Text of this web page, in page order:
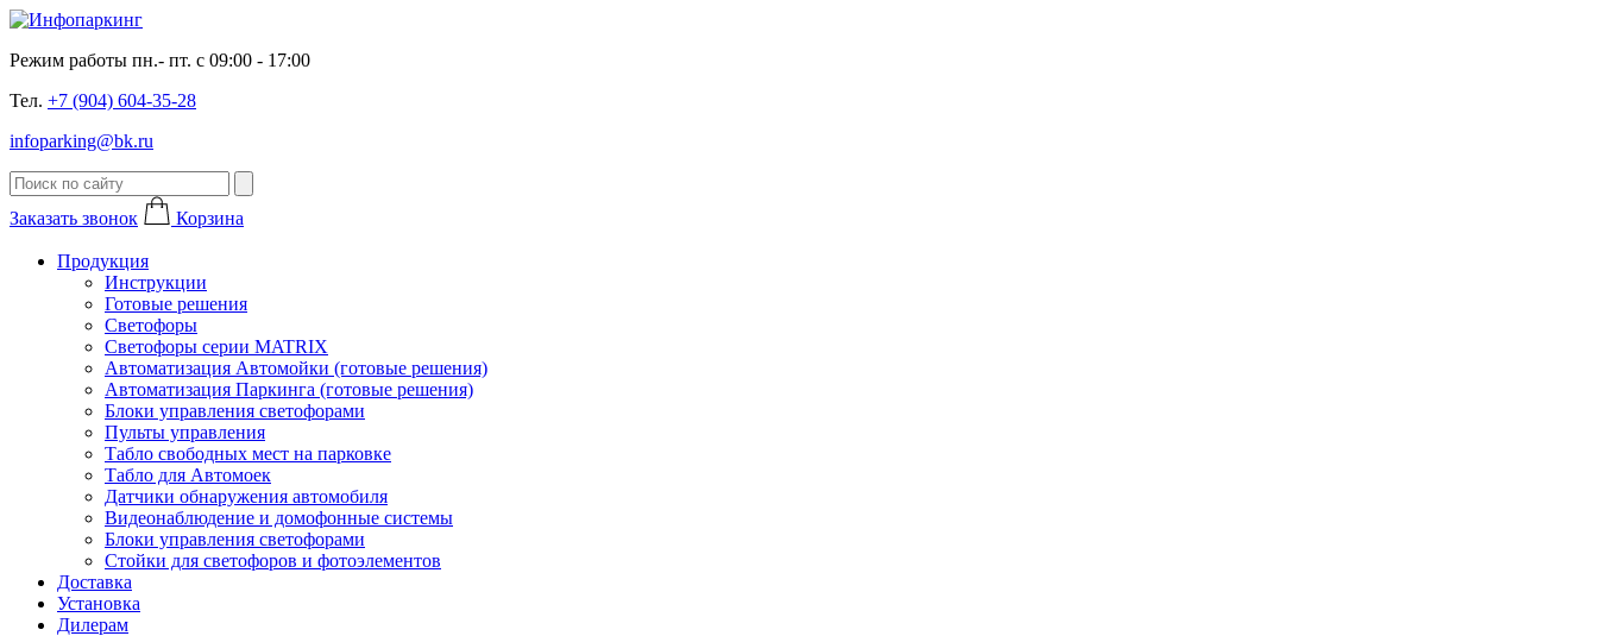
Режим работы пн.- пт. с 09:00 - 17:00
Тел. +7 (904) 604-35-28
infoparking@bk.ru
Заказать звонок Корзина
Продукция
Инструкции
Готовые решения
Светофоры
Светофоры серии MATRIX
Автоматизация Автомойки (готовые решения)
Автоматизация Паркинга (готовые решения)
Блоки управления светофорами
Пульты управления
Табло свободных мест на парковке
Табло для Автомоек
Датчики обнаружения автомобиля
Видеонаблюдение и домофонные системы
Блоки управления светофорами
Стойки для светофоров и фотоэлементов
Доставка
Установка
Дилерам